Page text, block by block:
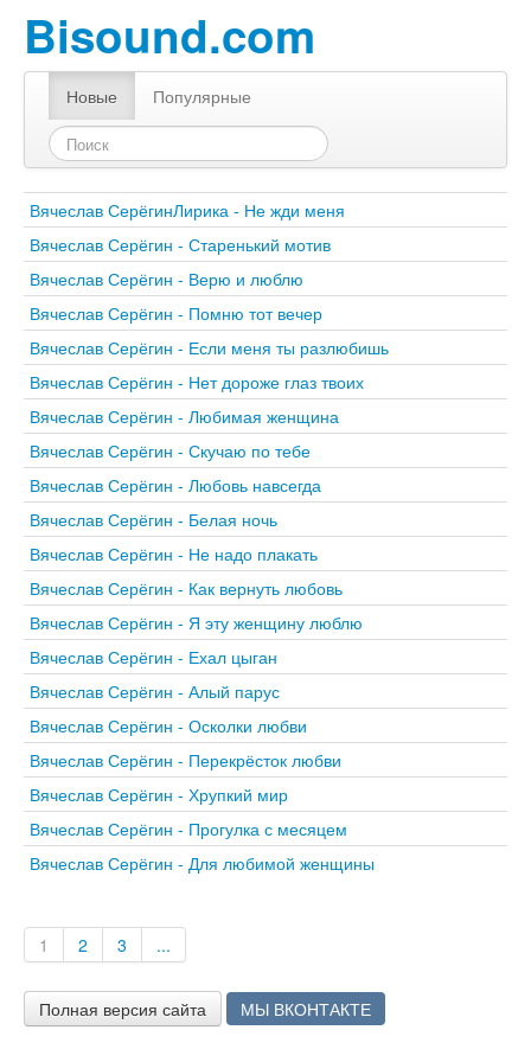
Bisound.com
Новые Популярные
Вячеслав СерёгинЛирика - Не жди меня
Вячеслав Серёгин - Старенький мотив
Вячеслав Серёгин - Верю и люблю
Вячеслав Серёгин - Помню тот вечер
Вячеслав Серёгин - Если меня ты разлюбишь
Вячеслав Серёгин - Нет дороже глаз твоих
Вячеслав Серёгин - Любимая женщина
Вячеслав Серёгин - Скучаю по тебе
Вячеслав Серёгин - Любовь навсегда
Вячеслав Серёгин - Белая ночь
Вячеслав Серёгин - Не надо плакать
Вячеслав Серёгин - Как вернуть любовь
Вячеслав Серёгин - Я эту женщину люблю
Вячеслав Серёгин - Ехал цыган
Вячеслав Серёгин - Алый парус
Вячеслав Серёгин - Осколки любви
Вячеслав Серёгин - Перекрёсток любви
Вячеслав Серёгин - Хрупкий мир
Вячеслав Серёгин - Прогулка с месяцем
Вячеслав Серёгин - Для любимой женщины
1 2 3 ...
Полная версия сайта МЫ ВКОНТАКТЕ